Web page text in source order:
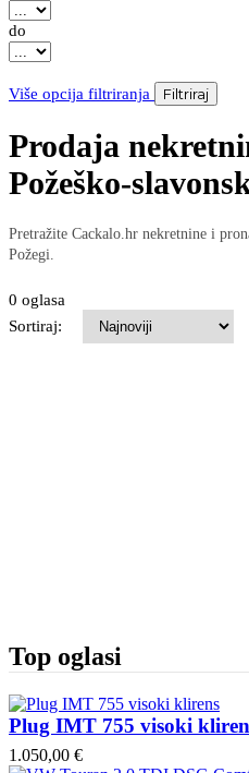
do
Više opcija filtriranja Filtriraj
Prodaja
Požeško-
Pretražite Cackalo.hr nekretnine i
Požegi.
0 oglasa
Sortiraj:
Top oglasi
Plug IMT 755 visoki
1.050,00 €